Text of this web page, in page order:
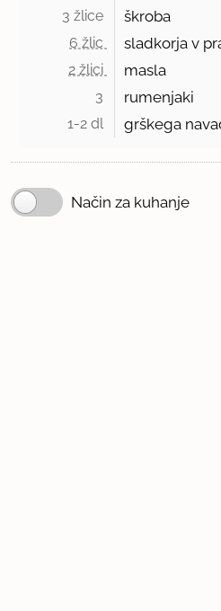
3 žlice škroba
6 žlic sladkorja v
2 žlici masla
3 rumenjaki
1-2 dl grškega
Način za kuhanje